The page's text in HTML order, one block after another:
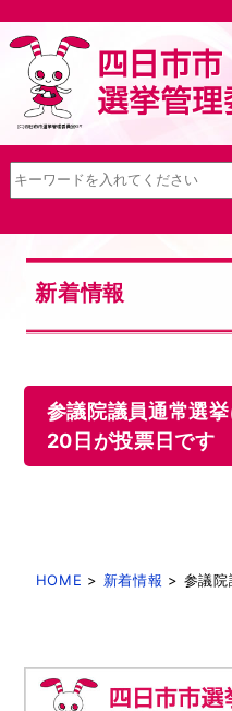
新着情報
参議院議員通常選
20日が投票日です
HOME > 新着情報 > 参議院